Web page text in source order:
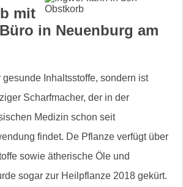
mit
in Neuenburg am
gesunde Inhaltsstoffe, sondern ist
Scharfmacher, der in der
Medizin schon seit
findet. De Pflanze verfügt über
sowie ätherische Öle und
sogar zur Heilpflanze 2018 gekürt.